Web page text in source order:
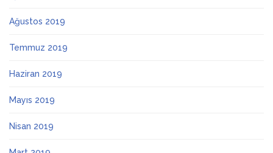
Ağustos 2019
Temmuz 2019
Haziran 2019
Mayıs 2019
Nisan 2019